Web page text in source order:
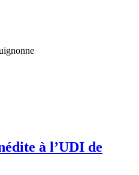
à l’UDI de